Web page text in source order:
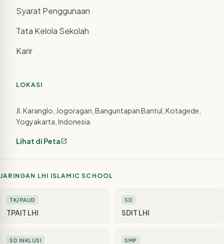
Syarat Penggunaan
Tata Kelola Sekolah
Karir
LOKASI
Jl. Karanglo, Jogoragan, Banguntapan Bantul, Kotagede,
Yogyakarta, Indonesia
Lihat di Petaopen_in_new
JARINGAN LHI ISLAMIC SCHOOL
TK/PAUD
TPAIT LHI
SD
SDIT LHI
SD INKLUSI SMP